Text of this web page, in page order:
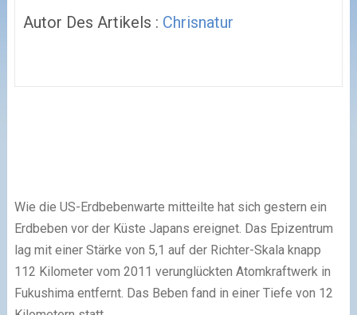
Autor Des Artikels : Chrisnatur
Wie die US-Erdbebenwarte mitteilte hat sich gestern ein
Erdbeben vor der Küste Japans ereignet. Das Epizentrum
lag mit einer Stärke von 5,1 auf der Richter-Skala knapp
112 Kilometer vom 2011 verunglückten Atomkraftwerk in
Fukushima entfernt. Das Beben fand in einer Tiefe von 12